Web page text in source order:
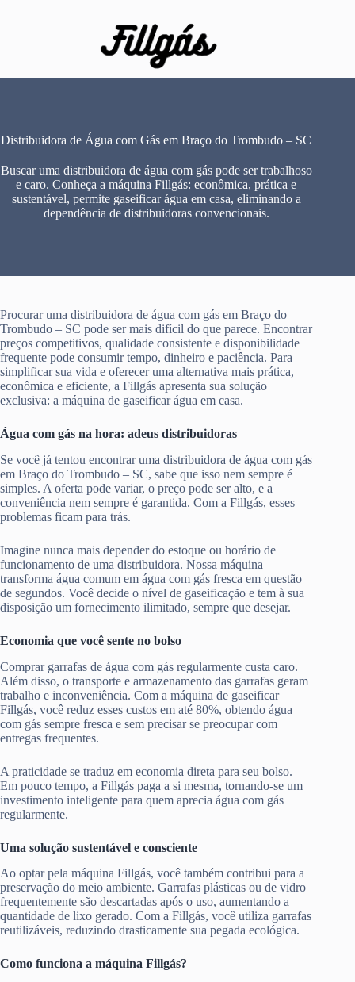
Distribuidora de Água com Gás em Braço do Trombudo – SC
Buscar uma distribuidora de água com gás pode ser trabalhoso
e caro. Conheça a máquina Fillgás: econômica, prática e
sustentável, permite gaseificar água em casa, eliminando a
dependência de distribuidoras convencionais.
Procurar uma distribuidora de água com gás em Braço do
Trombudo – SC pode ser mais difícil do que parece. Encontrar
preços competitivos, qualidade consistente e disponibilidade
frequente pode consumir tempo, dinheiro e paciência. Para
simplificar sua vida e oferecer uma alternativa mais prática,
econômica e eficiente, a Fillgás apresenta sua solução
exclusiva: a máquina de gaseificar água em casa.
Água com gás na hora: adeus distribuidoras
Se você já tentou encontrar uma distribuidora de água com gás
em Braço do Trombudo – SC, sabe que isso nem sempre é
simples. A oferta pode variar, o preço pode ser alto, e a
conveniência nem sempre é garantida. Com a Fillgás, esses
problemas ficam para trás.
Imagine nunca mais depender do estoque ou horário de
funcionamento de uma distribuidora. Nossa máquina
transforma água comum em água com gás fresca em questão
de segundos. Você decide o nível de gaseificação e tem à sua
disposição um fornecimento ilimitado, sempre que desejar.
Economia que você sente no bolso
Comprar garrafas de água com gás regularmente custa caro.
Além disso, o transporte e armazenamento das garrafas geram
trabalho e inconveniência. Com a máquina de gaseificar
Fillgás, você reduz esses custos em até 80%, obtendo água
com gás sempre fresca e sem precisar se preocupar com
entregas frequentes.
A praticidade se traduz em economia direta para seu bolso.
Em pouco tempo, a Fillgás paga a si mesma, tornando-se um
investimento inteligente para quem aprecia água com gás
regularmente.
Uma solução sustentável e consciente
Ao optar pela máquina Fillgás, você também contribui para a
preservação do meio ambiente. Garrafas plásticas ou de vidro
frequentemente são descartadas após o uso, aumentando a
quantidade de lixo gerado. Com a Fillgás, você utiliza garrafas
reutilizáveis, reduzindo drasticamente sua pegada ecológica.
Como funciona a máquina Fillgás?